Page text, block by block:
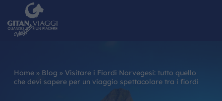
Home » Blog »Visitare i Fiordi Norvegesi: tutto quello
che devi sapere per un viaggio spettacolare tra i fiordi